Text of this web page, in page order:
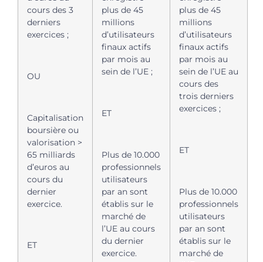
cours des 3
derniers
exercices ;
OU
Capitalisation
boursière ou
valorisation >
65 milliards
d’euros au
cours du
dernier
exercice.
ET
plus de 45
millions
d’utilisateurs
finaux actifs
par mois au
sein de l’UE ;
ET
Plus de 10.000
professionnels
utilisateurs
par an sont
établis sur le
marché de
l’UE au cours
du dernier
exercice.
plus de 45
millions
d’utilisateurs
finaux actifs
par mois au
sein de l’UE au
cours des
trois derniers
exercices ;
ET
Plus de 10.000
professionnels
utilisateurs
par an sont
établis sur le
marché de